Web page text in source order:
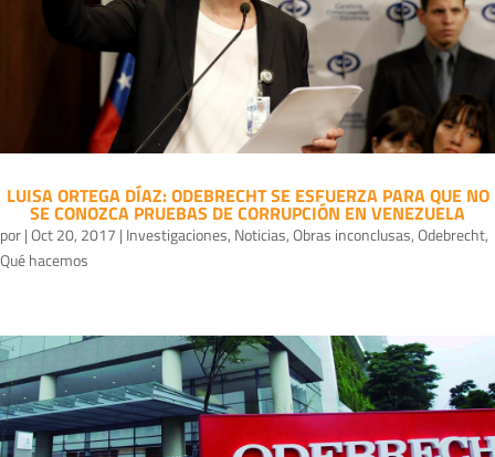
LUISA ORTEGA DÍAZ: ODEBRECHT SE ESFUERZA PARA QUE NO
SE CONOZCA PRUEBAS DE CORRUPCIÓN EN VENEZUELA
por|Oct 20, 2017 | Investigaciones, Noticias,Obras inconclusas,Odebrecht,
Qué hacemos